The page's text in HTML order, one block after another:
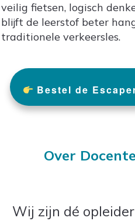
veilig fietsen, logisch
blijft de leerstof beter
traditionele verkeersles.
Bestel de
Over
Wij zijn dé